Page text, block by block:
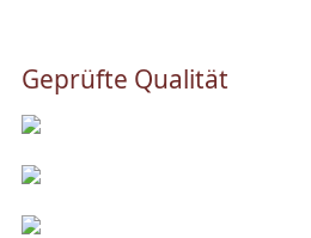
Geprüfte Qualität